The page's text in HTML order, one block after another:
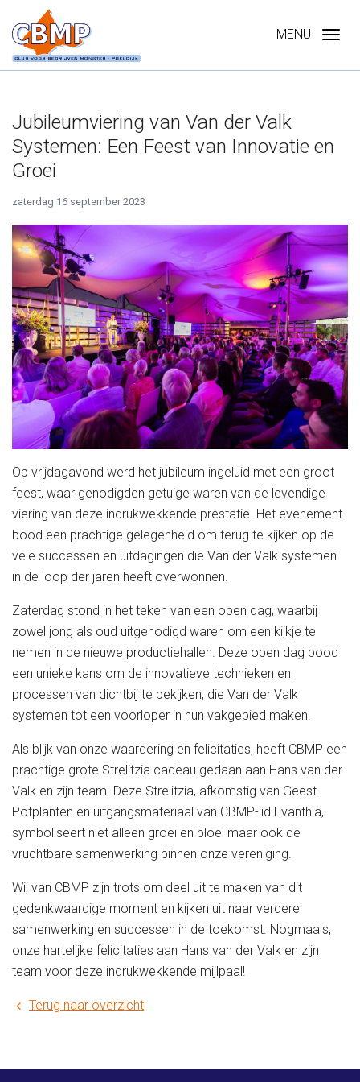
Ga direct naar
MENU
Jubileumviering van Van der Valk
Systemen: Een Feest van Innovatie en
Groei
zaterdag 16 september 2023
Op vrijdagavond werd het jubileum ingeluid met een groot
feest, waar genodigden getuige waren van de levendige
viering van deze indrukwekkende prestatie. Het evenement
bood een prachtige gelegenheid om terug te kijken op de
vele successen en uitdagingen die Van der Valk systemen
in de loop der jaren heeft overwonnen.
Zaterdag stond in het teken van een open dag, waarbij
zowel jong als oud uitgenodigd waren om een kijkje te
nemen in de nieuwe productiehallen. Deze open dag bood
een unieke kans om de innovatieve technieken en
processen van dichtbij te bekijken, die Van der Valk
systemen tot een voorloper in hun vakgebied maken.
Als blijk van onze waardering en felicitaties, heeft CBMP een
prachtige grote Strelitzia cadeau gedaan aan Hans van der
Valk en zijn team. Deze Strelitzia, afkomstig van Geest
Potplanten en uitgangsmateriaal van CBMP-lid Evanthia,
symboliseert niet alleen groei en bloei maar ook de
vruchtbare samenwerking binnen onze vereniging.
Wij van CBMP zijn trots om deel uit te maken van dit
gedenkwaardige moment en kijken uit naar verdere
samenwerking en successen in de toekomst. Nogmaals,
onze hartelijke felicitaties aan Hans van der Valk en zijn
team voor deze indrukwekkende mijlpaal!
Terug naar overzicht